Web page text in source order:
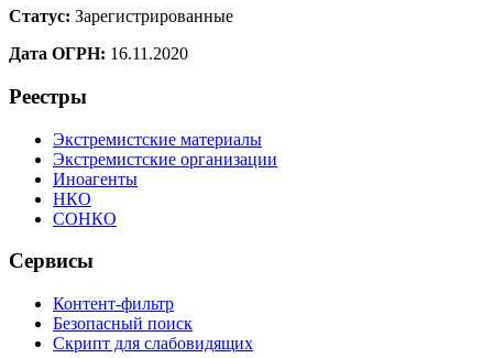
Статус: Зарегистрированные
Дата ОГРН: 16.11.2020
Реестры
Экстремистские материалы
Экстремистские организации
Иноагенты
НКО
СОНКО
Сервисы
Контент-фильтр
Безопасный поиск
Скрипт для слабовидящих